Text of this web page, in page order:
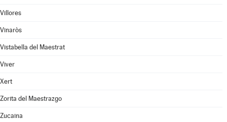
Villores
Vinaròs
Vistabella del Maestrat
Viver
Xert
Zorita del Maestrazgo
Zucaina